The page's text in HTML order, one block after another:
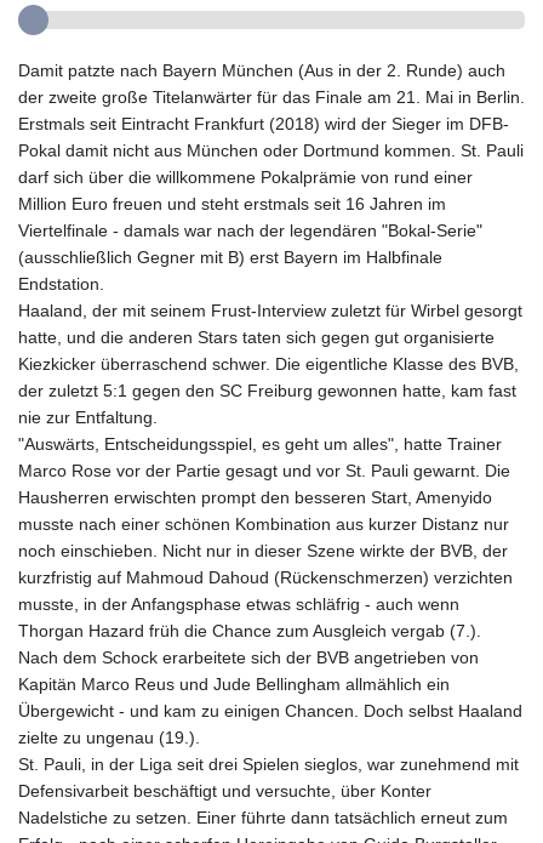
Damit patzte nach Bayern München (Aus in der 2. Runde) auch
der zweite große Titelanwärter für das Finale am 21. Mai in Berlin.
Erstmals seit Eintracht Frankfurt (2018) wird der Sieger im DFB-
Pokal damit nicht aus München oder Dortmund kommen. St. Pauli
darf sich über die willkommene Pokalprämie von rund einer
Million Euro freuen und steht erstmals seit 16 Jahren im
Viertelfinale - damals war nach der legendären "Bokal-Serie"
(ausschließlich Gegner mit B) erst Bayern im Halbfinale
Endstation.
Haaland, der mit seinem Frust-Interview zuletzt für Wirbel gesorgt
hatte, und die anderen Stars taten sich gegen gut organisierte
Kiezkicker überraschend schwer. Die eigentliche Klasse des BVB,
der zuletzt 5:1 gegen den SC Freiburg gewonnen hatte, kam fast
nie zur Entfaltung.
"Auswärts, Entscheidungsspiel, es geht um alles", hatte Trainer
Marco Rose vor der Partie gesagt und vor St. Pauli gewarnt. Die
Hausherren erwischten prompt den besseren Start, Amenyido
musste nach einer schönen Kombination aus kurzer Distanz nur
noch einschieben. Nicht nur in dieser Szene wirkte der BVB, der
kurzfristig auf Mahmoud Dahoud (Rückenschmerzen) verzichten
musste, in der Anfangsphase etwas schläfrig - auch wenn
Thorgan Hazard früh die Chance zum Ausgleich vergab (7.).
Nach dem Schock erarbeitete sich der BVB angetrieben von
Kapitän Marco Reus und Jude Bellingham allmählich ein
Übergewicht - und kam zu einigen Chancen. Doch selbst Haaland
zielte zu ungenau (19.).
St. Pauli, in der Liga seit drei Spielen sieglos, war zunehmend mit
Defensivarbeit beschäftigt und versuchte, über Konter
Nadelstiche zu setzen. Einer führte dann tatsächlich erneut zum